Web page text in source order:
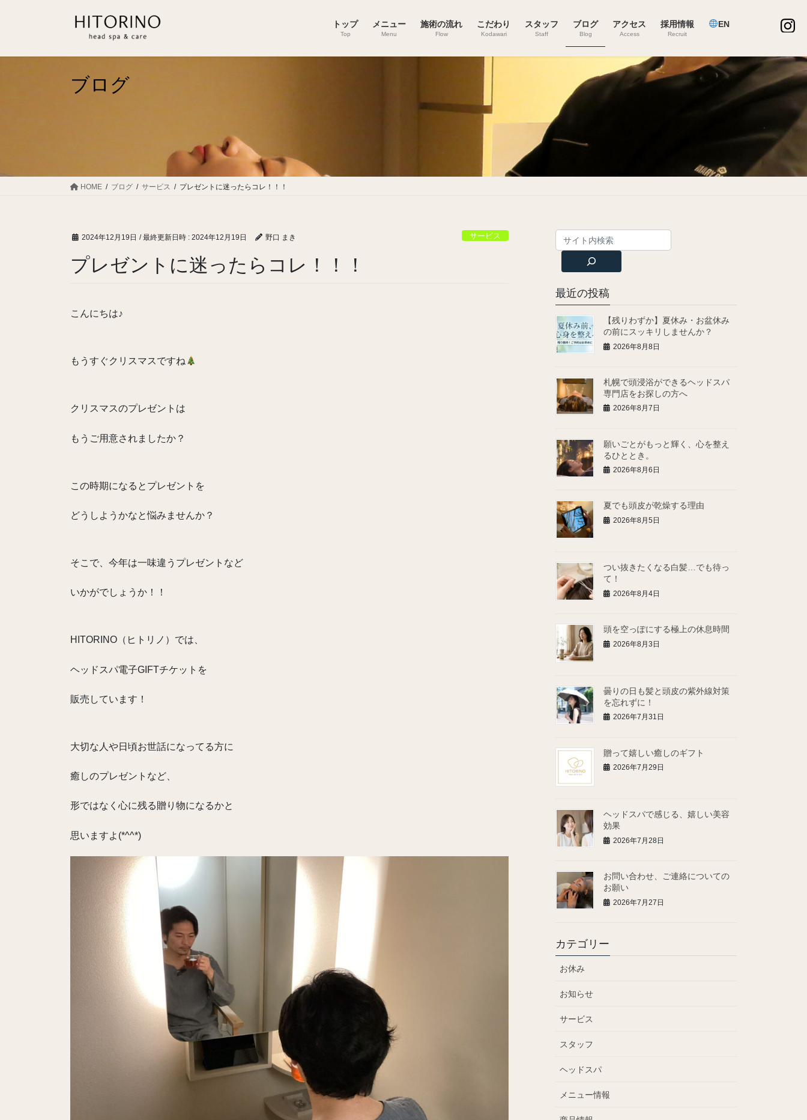
トップ
Top
メニュー
Menu
施術の流れ
Flow
こだわり
Kodawari
スタッフ
Staff
ブログ
Blog
アクセス
Access
採用情報
Recruit
EN
ブログ
HOME ブログ サービス プレゼントに迷ったらコレ！！！
2024年12月19日 / 最終更新日時 : 2024年12月19日 野口 まき サービス
プレゼントに迷ったらコレ！！！
こんにちは♪
もうすぐクリスマスですね
クリスマスのプレゼントは
もうご用意されましたか？
この時期になるとプレゼントを
どうしようかなと悩みませんか？
そこで、今年は一味違うプレゼントなど
いかがでしょうか！！
HITORINO（ヒトリノ）では、
ヘッドスパ電子GIFTチケットを
販売しています！
大切な人や日頃お世話になってる方に
癒しのプレゼントなど、
形ではなく心に残る贈り物になるかと
思いますよ(*^^*)
最近の投稿
【残りわずか】夏休み・お盆休み
の前にスッキリしませんか？
2026年8月8日
札幌で頭浸浴ができるヘッドスパ
専門店をお探しの方へ
2026年8月7日
願いごとがもっと輝く、心を整え
るひととき。
2026年8月6日
夏でも頭皮が乾燥する理由
2026年8月5日
つい抜きたくなる白髪…でも待っ
て！
2026年8月4日
頭を空っぽにする極上の休息時間
2026年8月3日
曇りの日も髪と頭皮の紫外線対策
を忘れずに！
2026年7月31日
贈って嬉しい癒しのギフト
2026年7月29日
ヘッドスパで感じる、嬉しい美容
効果
2026年7月28日
お問い合わせ、ご連絡についての
お願い
2026年7月27日
カテゴリー
お休み
お知らせ
サービス
スタッフ
ヘッドスパ
メニュー情報